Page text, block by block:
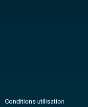
Conditions utilisation